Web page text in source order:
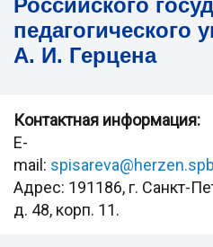
Российского
педагогического
А. И. Герцена
Контактная информация:
E-
mail:
Адрес: 191186, г. Санкт-
д. 48, корп. 11.